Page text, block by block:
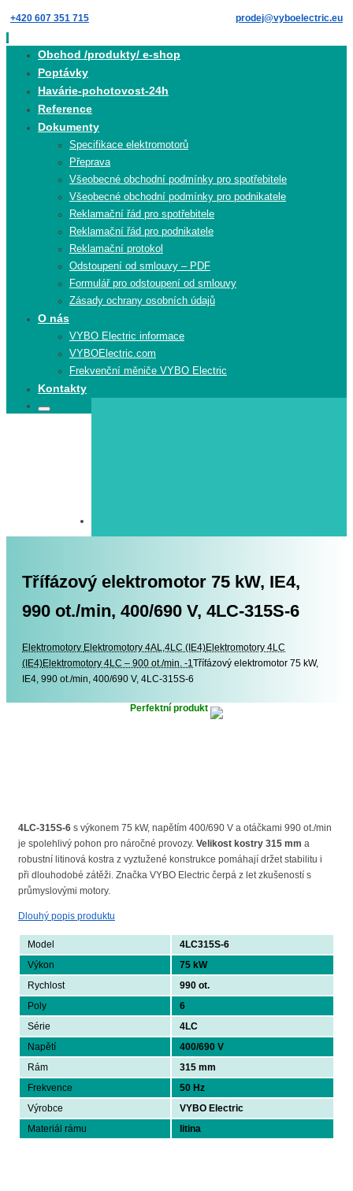
Skip
to
content
+420 607 351 715 prodej@vyboelectric.eu
Obchod /produkty/ e-shop
Poptávky
Havárie-pohotovost-24h
Reference
Dokumenty
Specifikace elektromotorů
Přeprava
Všeobecné obchodní podmínky pro spotřebitele
Všeobecné obchodní podmínky pro podnikatele
Reklamační řád pro spotřebitele
Reklamační řád pro podnikatele
Reklamační protokol
Odstoupení od smlouvy – PDF
Formulář pro odstoupení od smlouvy
Zásady ochrany osobních údajů
O nás
VYBO Electric informace
VYBOElectric.com
Frekvenční měniče VYBO Electric
Kontakty
Search
Search
Třífázový elektromotor 75 kW, IE4,
990 ot./min, 400/690 V, 4LC-315S-6
Elektromotory Elektromotory
Elektromotory 4AL,4LC (IE4)Elektromotory 4LC
(IE4)Elektromotory 4LC – 900 ot./min. -1Třífázový elektromotor 75 kW,
IE4, 990 ot./min, 400/690 V, 4LC-315S-6
Perfektní produkt
4LC-315S-6 s výkonem 75 kW, napětím 400/690 V a otáčkami 990 ot./min
je spolehlivý pohon pro náročné provozy. Velikost kostry 315 mm a
robustní litinová kostra z vyztužené konstrukce pomáhají držet stabilitu i
při dlouhodobé zátěži. Značka VYBO Electric čerpá z let zkušeností s
průmyslovými motory.
Dlouhý popis produktu
Model
4LC315S-6
Výkon
75 kW
Rychlost
990 ot.
Poly
6
Série
4LC
Napětí
400/690 V
Rám
315 mm
Frekvence
50 Hz
Výrobce
VYBO Electric
Materiál rámu
litina